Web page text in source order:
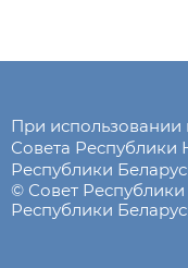
При использовании
Совета Республики
Республики
© Совет
Республики